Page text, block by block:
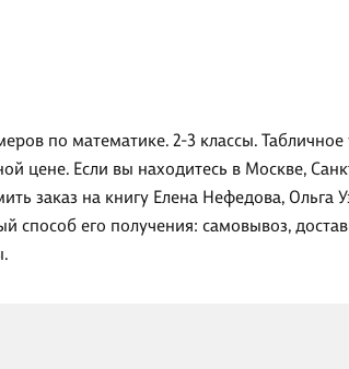
по математике. 2-3 классы.
цене. Если вы находитесь в Москве,
заказ на книгу Елена Нефедова,
способ его получения: самовывоз,